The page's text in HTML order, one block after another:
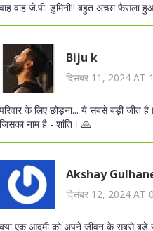
वाह वाह जे.पी. डुमिनी!! बहुत अच्छा फैसला
Biju k
दिसंबर 11, 2024 AT
परिवार के लिए छोड़ना... ये सबसे बड़ी जीत
जिसका नाम है - शांति। 🙏
Akshay
दिसंबर 12, 2024 AT
क्या एक आदमी को अपने जीवन के सबसे बड़े